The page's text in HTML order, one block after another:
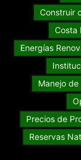
Construir
Costa
Energías
Manejo de
Precios de
Reservas